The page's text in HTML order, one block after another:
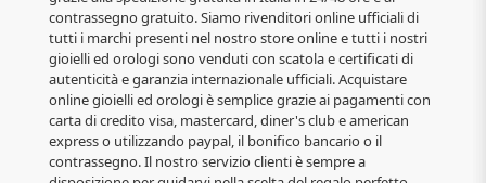
contrassegno gratuito. Siamo rivenditori online ufficiali di
tutti i marchi presenti nel nostro store online e tutti i nostri
gioielli ed orologi sono venduti con scatola e certificati di
autenticità e garanzia internazionale ufficiali. Acquistare
online gioielli ed orologi è semplice grazie ai pagamenti con
carta di credito visa, mastercard, diner's club e american
express o utilizzando paypal, il bonifico bancario o il
contrassegno. Il nostro servizio clienti è sempre a